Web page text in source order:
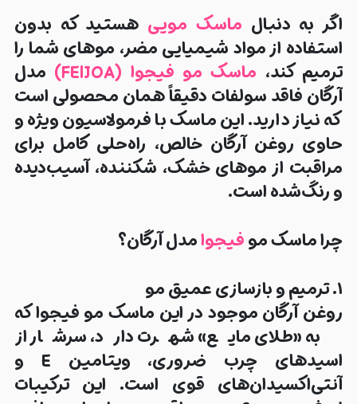
اگر به دنبال ماسک مویی هستید که بدون
استفاده از مواد شیمیایی مضر، موهای شما را
ترمیم کند، ماسک مو فیجوا (FEIJOA)
مدل
آرگان فاقد سولفات دقیقاً همان محصولی است
که نیاز دارید. این ماسک با فرمولاسیون ویژه و
حاوی روغن آرگان خالص، راه‌حلی کامل برای
مراقبت از موهای خشک، شکننده، آسیب‌دیده
و رنگ‌شده است.
چرا ماسک موفیجوامدل آرگان؟
۱. ترمیم و بازسازی عمیق مو
روغن آرگان موجود در این ماسک مو فیجوا که
به «طلای مایع» شهرت دارد، سرشار از
اسیدهای چرب ضروری، ویتامین E و
آنتی‌اکسیدان‌های قوی است. این ترکیبات